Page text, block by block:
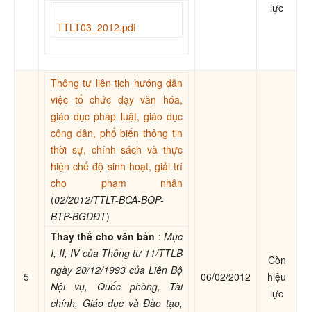
TTLT03_2012.pdf
lực
5
Thông tư liên tịch hướng dẫn
việc tổ chức dạy văn hóa,
giáo dục pháp luật, giáo dục
công dân, phổ biến thông tin
thời sự, chính sách và thực
hiện chế độ sinh hoạt, giải trí
cho phạm nhân
(02/2012/TTLT-BCA-BQP-
BTP-BGDĐT)
Thay thế cho văn bản :Mục
I, II, IV của Thông tư 11/TTLB
ngày 20/12/1993 của Liên Bộ
Nội vụ, Quốc phòng, Tài
chính, Giáo dục và Đào tạo,
06/02/2012
Còn
hiệu
lực